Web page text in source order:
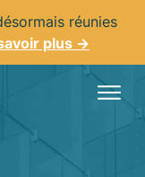
réunies
plus →